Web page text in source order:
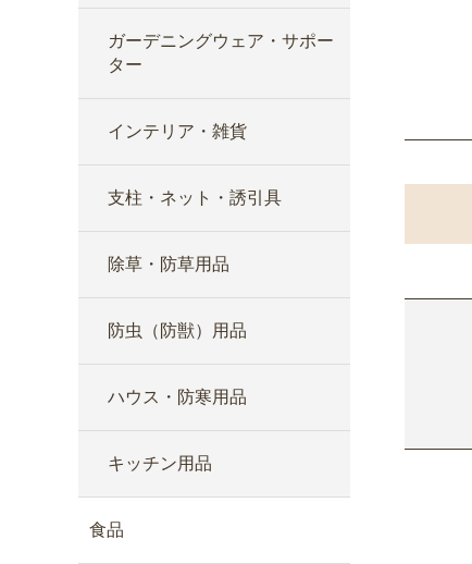
ガーデニングウェア・サポー
ター
インテリア・雑貨
支柱・ネット・誘引具
除草・防草用品
防虫（防獣）用品
ハウス・防寒用品
キッチン用品
食品